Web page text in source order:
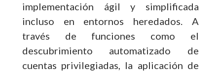
implementación ágil y simplificada
incluso en entornos heredados. A
través de funciones como el
descubrimiento automatizado de
cuentas privilegiadas, la aplicación de